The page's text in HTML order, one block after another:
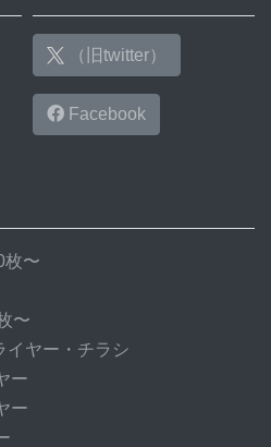
（旧twitter）
Facebook
枚〜
〜
イヤー・チラシ
ー
ー